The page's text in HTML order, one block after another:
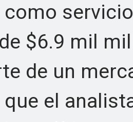
$6.9 mil
de un
que el